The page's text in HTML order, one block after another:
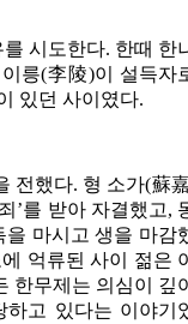
시도한다. 한때 한
릉(李陵)이 설득자
있던 사이였다.
전했다. 형 소가(蘇
’를 받아 자결했고,
마시고 생을 마감
억류된 사이 젊은
한무제는 의심이 깊
하고 있다는 이야기